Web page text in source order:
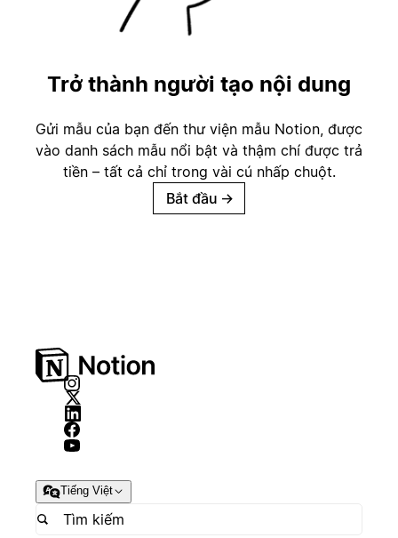
Trở thành người tạo nội dung
Gửi mẫu của bạn đến thư viện mẫu Notion, được
vào danh sách mẫu nổi bật và thậm chí được trả
tiền – tất cả chỉ trong vài cú nhấp chuột.
Bắt đầu →
Tiếng Việt